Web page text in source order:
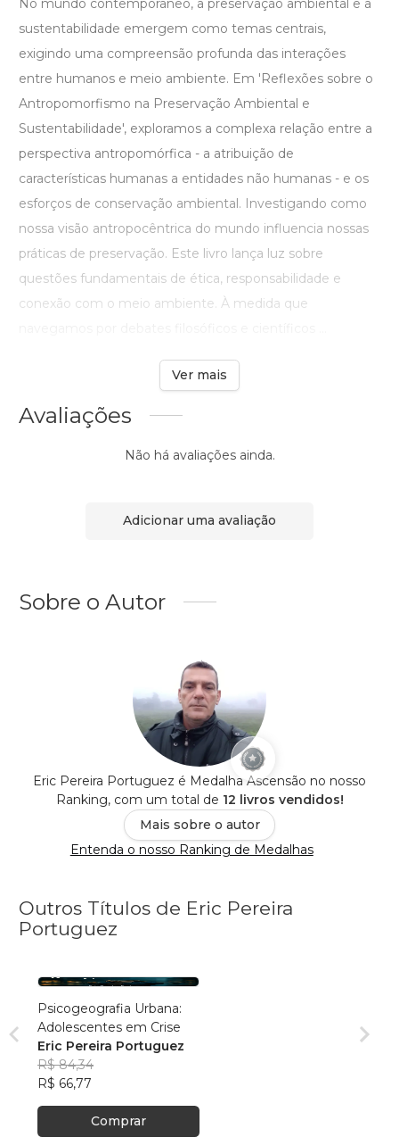
No mundo contemporâneo, a preservação ambiental e a
sustentabilidade emergem como temas centrais,
exigindo uma compreensão profunda das interações
entre humanos e meio ambiente. Em 'Reflexões sobre o
Antropomorfismo na Preservação Ambiental e
Sustentabilidade', exploramos a complexa relação entre a
perspectiva antropomórfica - a atribuição de
características humanas a entidades não humanas - e os
esforços de conservação ambiental. Investigando como
nossa visão antropocêntrica do mundo influencia nossas
práticas de preservação. Este livro lança luz sobre
questões fundamentais de ética, responsabilidade e
conexão com o meio ambiente. À medida que
Ver mais
Avaliações
Não há avaliações ainda.
Adicionar uma avaliação
Sobre o Autor
Eric Pereira Portuguez é Medalha Ascensão no nosso
Ranking, com um total de 12 livros vendidos!
Mais sobre o autor
Entenda o nosso Ranking de Medalhas
Outros Títulos de Eric Pereira
Portuguez
Psicogeografia Urbana:
Adolescentes em Crise
Eric Pereira Portuguez
R$ 84,34
R$ 66,77
Comprar